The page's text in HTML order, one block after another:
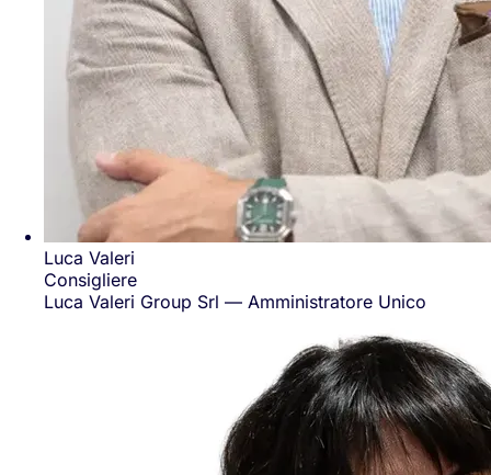
Luca Valeri
Consigliere
Luca Valeri Group Srl — Amministratore Unico